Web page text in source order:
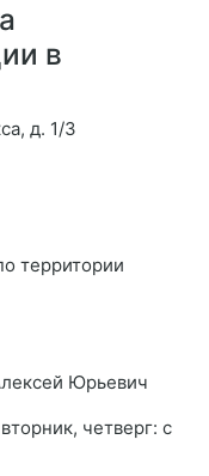
в
д. 1/3
территории
Юрьевич
четверг: с